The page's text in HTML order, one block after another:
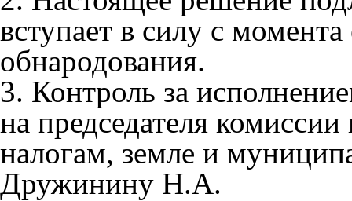
вступает в силу с
обнародования.
3. Контроль за
на председателя
налогам, земле и
Дружинину Н.А.